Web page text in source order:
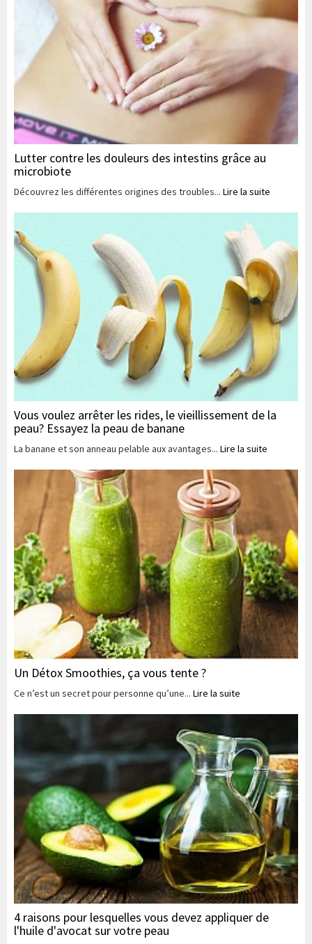
Lutter contre les douleurs des intestins grâce au
microbiote
Découvrez les différentes origines des troubles... Lire la suite
Vous voulez arrêter les rides, le vieillissement de la
peau? Essayez la peau de banane
La banane et son anneau pelable aux avantages... Lire la suite
Un Détox Smoothies, ça vous tente ?
Ce n’est un secret pour personne qu’une... Lire la suite
4 raisons pour lesquelles vous devez appliquer de
l'huile d'avocat sur votre peau